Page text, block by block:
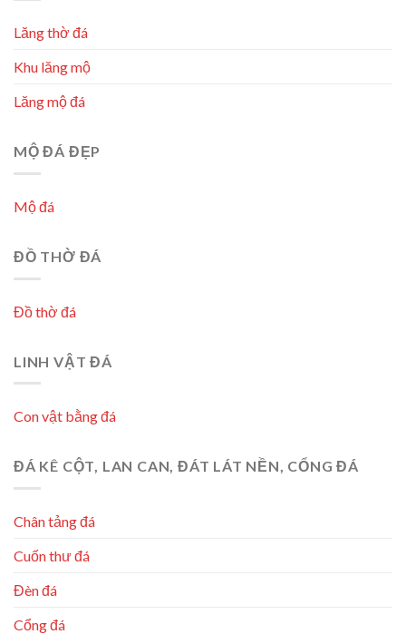
Lăng thờ đá
Khu lăng mộ
Lăng mộ đá
MỘ ĐÁ ĐẸP
Mộ đá
ĐỒ THỜ ĐÁ
Đồ thờ đá
LINH VẬT ĐÁ
Con vật bằng đá
ĐÁ KÊ CỘT, LAN CAN, ĐÁT LÁT NỀN, CỔNG ĐÁ
Chân tảng đá
Cuốn thư đá
Đèn đá
Cổng đá